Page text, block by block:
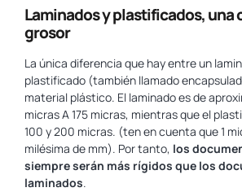
Laminados y plastificados, una
grosor
La única diferencia que hay entre un
plastificado (también llamado
material plástico. El laminado es de
micras A 175 micras, mientras que el
100 y 200 micras. (ten en cuenta que 1
milésima de mm). Por tanto, los
siempre serán más rígidos que los
laminados.